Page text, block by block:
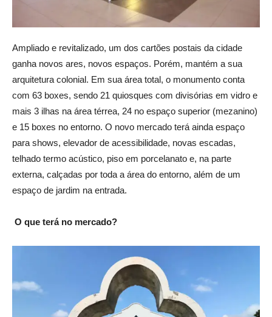
Ampliado e revitalizado, um dos cartões postais da cidade
ganha novos ares, novos espaços. Porém, mantém a sua
arquitetura colonial. Em sua área total, o monumento conta
com 63 boxes, sendo 21 quiosques com divisórias em vidro e
mais 3 ilhas na área térrea, 24 no espaço superior (mezanino)
e 15 boxes no entorno. O novo mercado terá ainda espaço
para shows, elevador de acessibilidade, novas escadas,
telhado termo acústico, piso em porcelanato e, na parte
externa, calçadas por toda a área do entorno, além de um
espaço de jardim na entrada.
O que terá no mercado?